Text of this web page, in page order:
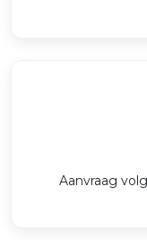
Aanvraag